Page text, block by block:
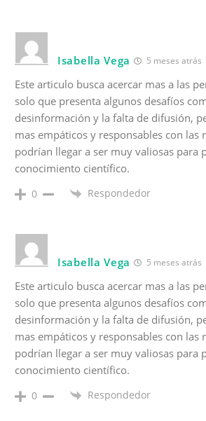
Isabella Vega 5 meses atrás
Este articulo busca acercar mas a las
solo que presenta algunos desafíos
desinformación y la falta de difusión,
mas empáticos y responsables con las
podrían llegar a ser muy valiosas para
conocimiento científico.
0 Respondedor
Isabella Vega 5 meses atrás
Este articulo busca acercar mas a las
solo que presenta algunos desafíos
desinformación y la falta de difusión,
mas empáticos y responsables con las
podrían llegar a ser muy valiosas para
conocimiento científico.
0 Respondedor